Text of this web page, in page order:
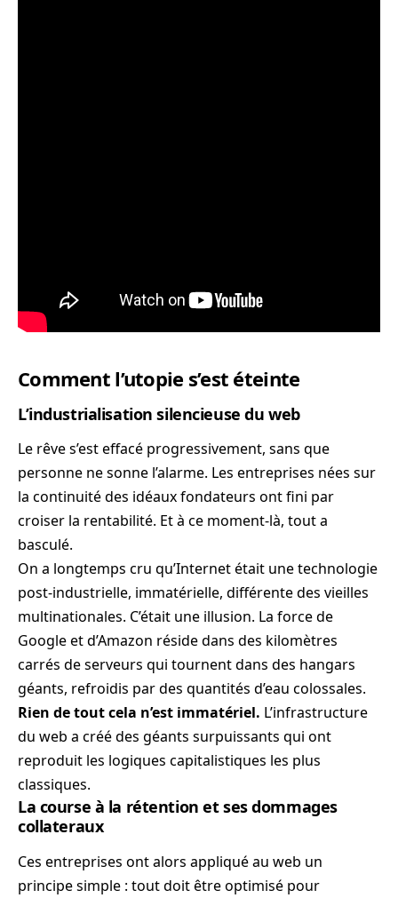
Comment l’utopie s’est éteinte
L’industrialisation silencieuse du web
Le rêve s’est effacé progressivement, sans que
personne ne sonne l’alarme. Les entreprises nées sur
la continuité des idéaux fondateurs ont fini par
croiser la rentabilité. Et à ce moment-là, tout a
basculé.
On a longtemps cru qu’Internet était une technologie
post-industrielle, immatérielle, différente des vieilles
multinationales. C’était une illusion. La force de
Google et d’Amazon réside dans des kilomètres
carrés de serveurs qui tournent dans des hangars
géants, refroidis par des quantités d’eau colossales.
Rien de tout cela n’est immatériel. L’infrastructure
du web a créé des géants surpuissants qui ont
reproduit les logiques capitalistiques les plus
classiques.
La course à la rétention et ses dommages
collateraux
Ces entreprises ont alors appliqué au web un
principe simple : tout doit être optimisé pour